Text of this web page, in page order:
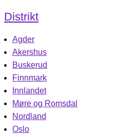
Distrikt
Agder
Akershus
Buskerud
Finnmark
Innlandet
Møre og Romsdal
Nordland
Oslo